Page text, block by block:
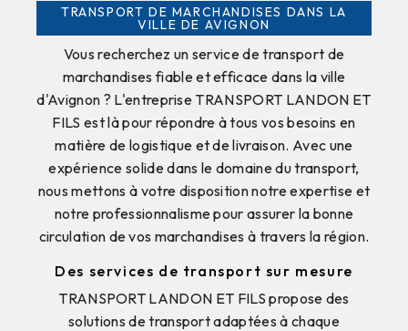
TRANSPORT DE MARCHANDISES DANS LA
VILLE DE AVIGNON
Vous recherchez un service de transport de
marchandises fiable et efficace dans la ville
d'Avignon ? L'entreprise TRANSPORT LANDON ET
FILS est là pour répondre à tous vos besoins en
matière de logistique et de livraison. Avec une
expérience solide dans le domaine du transport,
nous mettons à votre disposition notre expertise et
notre professionnalisme pour assurer la bonne
circulation de vos marchandises à travers la région.
Des services de transport sur mesure
TRANSPORT LANDON ET FILS propose des
solutions de transport adaptées à chaque